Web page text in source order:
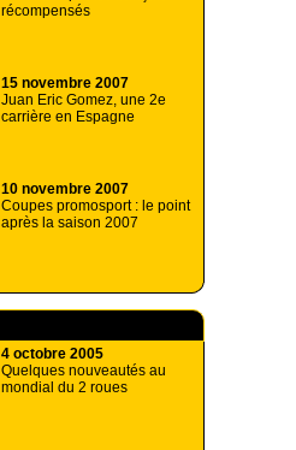
récompensés
15 novembre 2007
Juan Eric Gomez, une 2e
carrière en Espagne
10 novembre 2007
Coupes promosport : le point
après la saison 2007
4 octobre 2005
Quelques nouveautés au
mondial du 2 roues